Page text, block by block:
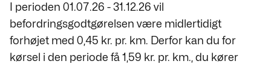
I perioden 01.07.26 - 31.12.26 vil
befordringsgodtgørelsen være midlertidigt
forhøjet med 0,45 kr. pr. km. Derfor kan du for
kørsel i den periode få 1,59 kr. pr. km., du kører